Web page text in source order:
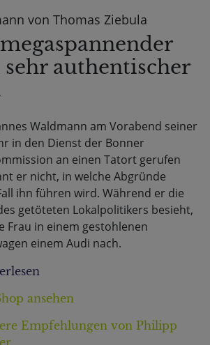
von Thomas Ziebula
authentischer
Waldmann am Vorabend seiner
in den Dienst der Bonner
an einen Tatort gerufen
er nicht, in welche Abgründe
ihn führen wird. Während er die
getöteten Lokalpolitikers besieht,
Frau in einem gestohlenen
einem Audi nach.
ansehen
Empfehlungen von Philipp